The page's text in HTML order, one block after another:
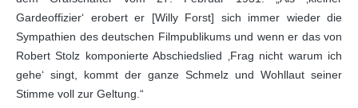
Gardeoffizier‘ erobert er [Willy Forst] sich immer wieder die
Sympathien des deutschen Filmpublikums und wenn er das von
Robert Stolz komponierte Abschiedslied ‚Frag nicht warum ich
gehe‘ singt, kommt der ganze Schmelz und Wohllaut seiner
Stimme voll zur Geltung.“